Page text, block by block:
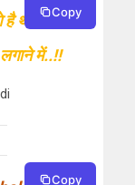
है थाने में,
में..!!
Copy
Copy